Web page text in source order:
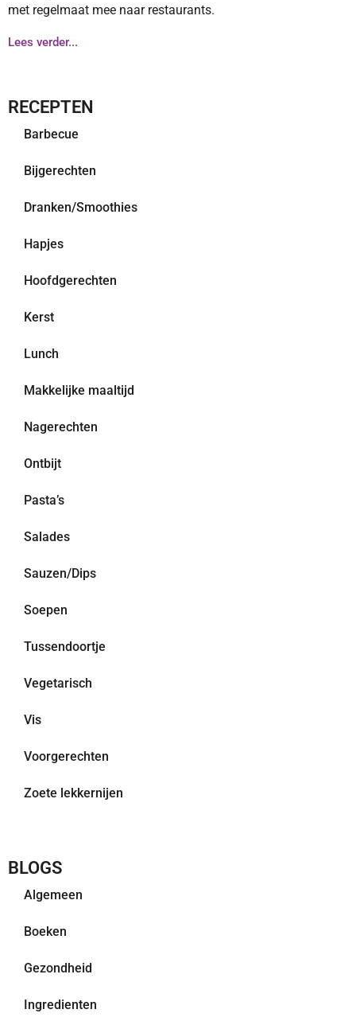
met regelmaat mee naar restaurants.
Lees verder...
RECEPTEN
Barbecue
Bijgerechten
Dranken/Smoothies
Hapjes
Hoofdgerechten
Kerst
Lunch
Makkelijke maaltijd
Nagerechten
Ontbijt
Pasta’s
Salades
Sauzen/Dips
Soepen
Tussendoortje
Vegetarisch
Vis
Voorgerechten
Zoete lekkernijen
BLOGS
Algemeen
Boeken
Gezondheid
Ingredienten